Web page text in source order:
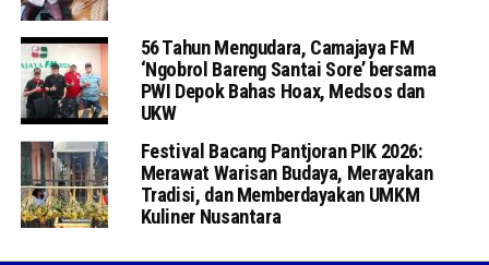
56 Tahun Mengudara, Camajaya FM
‘Ngobrol Bareng Santai Sore’ bersama
PWI Depok Bahas Hoax, Medsos dan
UKW
Festival Bacang Pantjoran PIK 2026:
Merawat Warisan Budaya, Merayakan
Tradisi, dan Memberdayakan UMKM
Kuliner Nusantara